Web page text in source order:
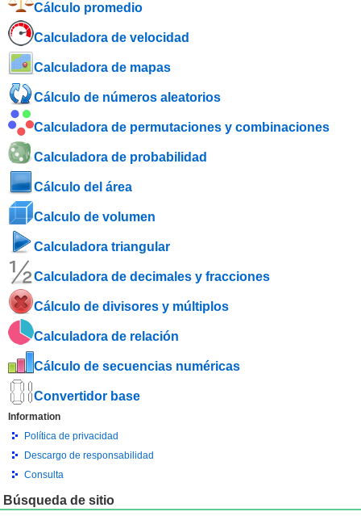
Cálculo promedio
Calculadora de velocidad
Calculadora de mapas
Cálculo de números aleatorios
Calculadora de permutaciones y combinaciones
Calculadora de probabilidad
Cálculo del área
Calculo de volumen
Calculadora triangular
Calculadora de decimales y fracciones
Cálculo de divisores y múltiplos
Calculadora de relación
Cálculo de secuencias numéricas
Convertidor base
Information
Política de privacidad
Descargo de responsabilidad
Consulta
Búsqueda de sitio